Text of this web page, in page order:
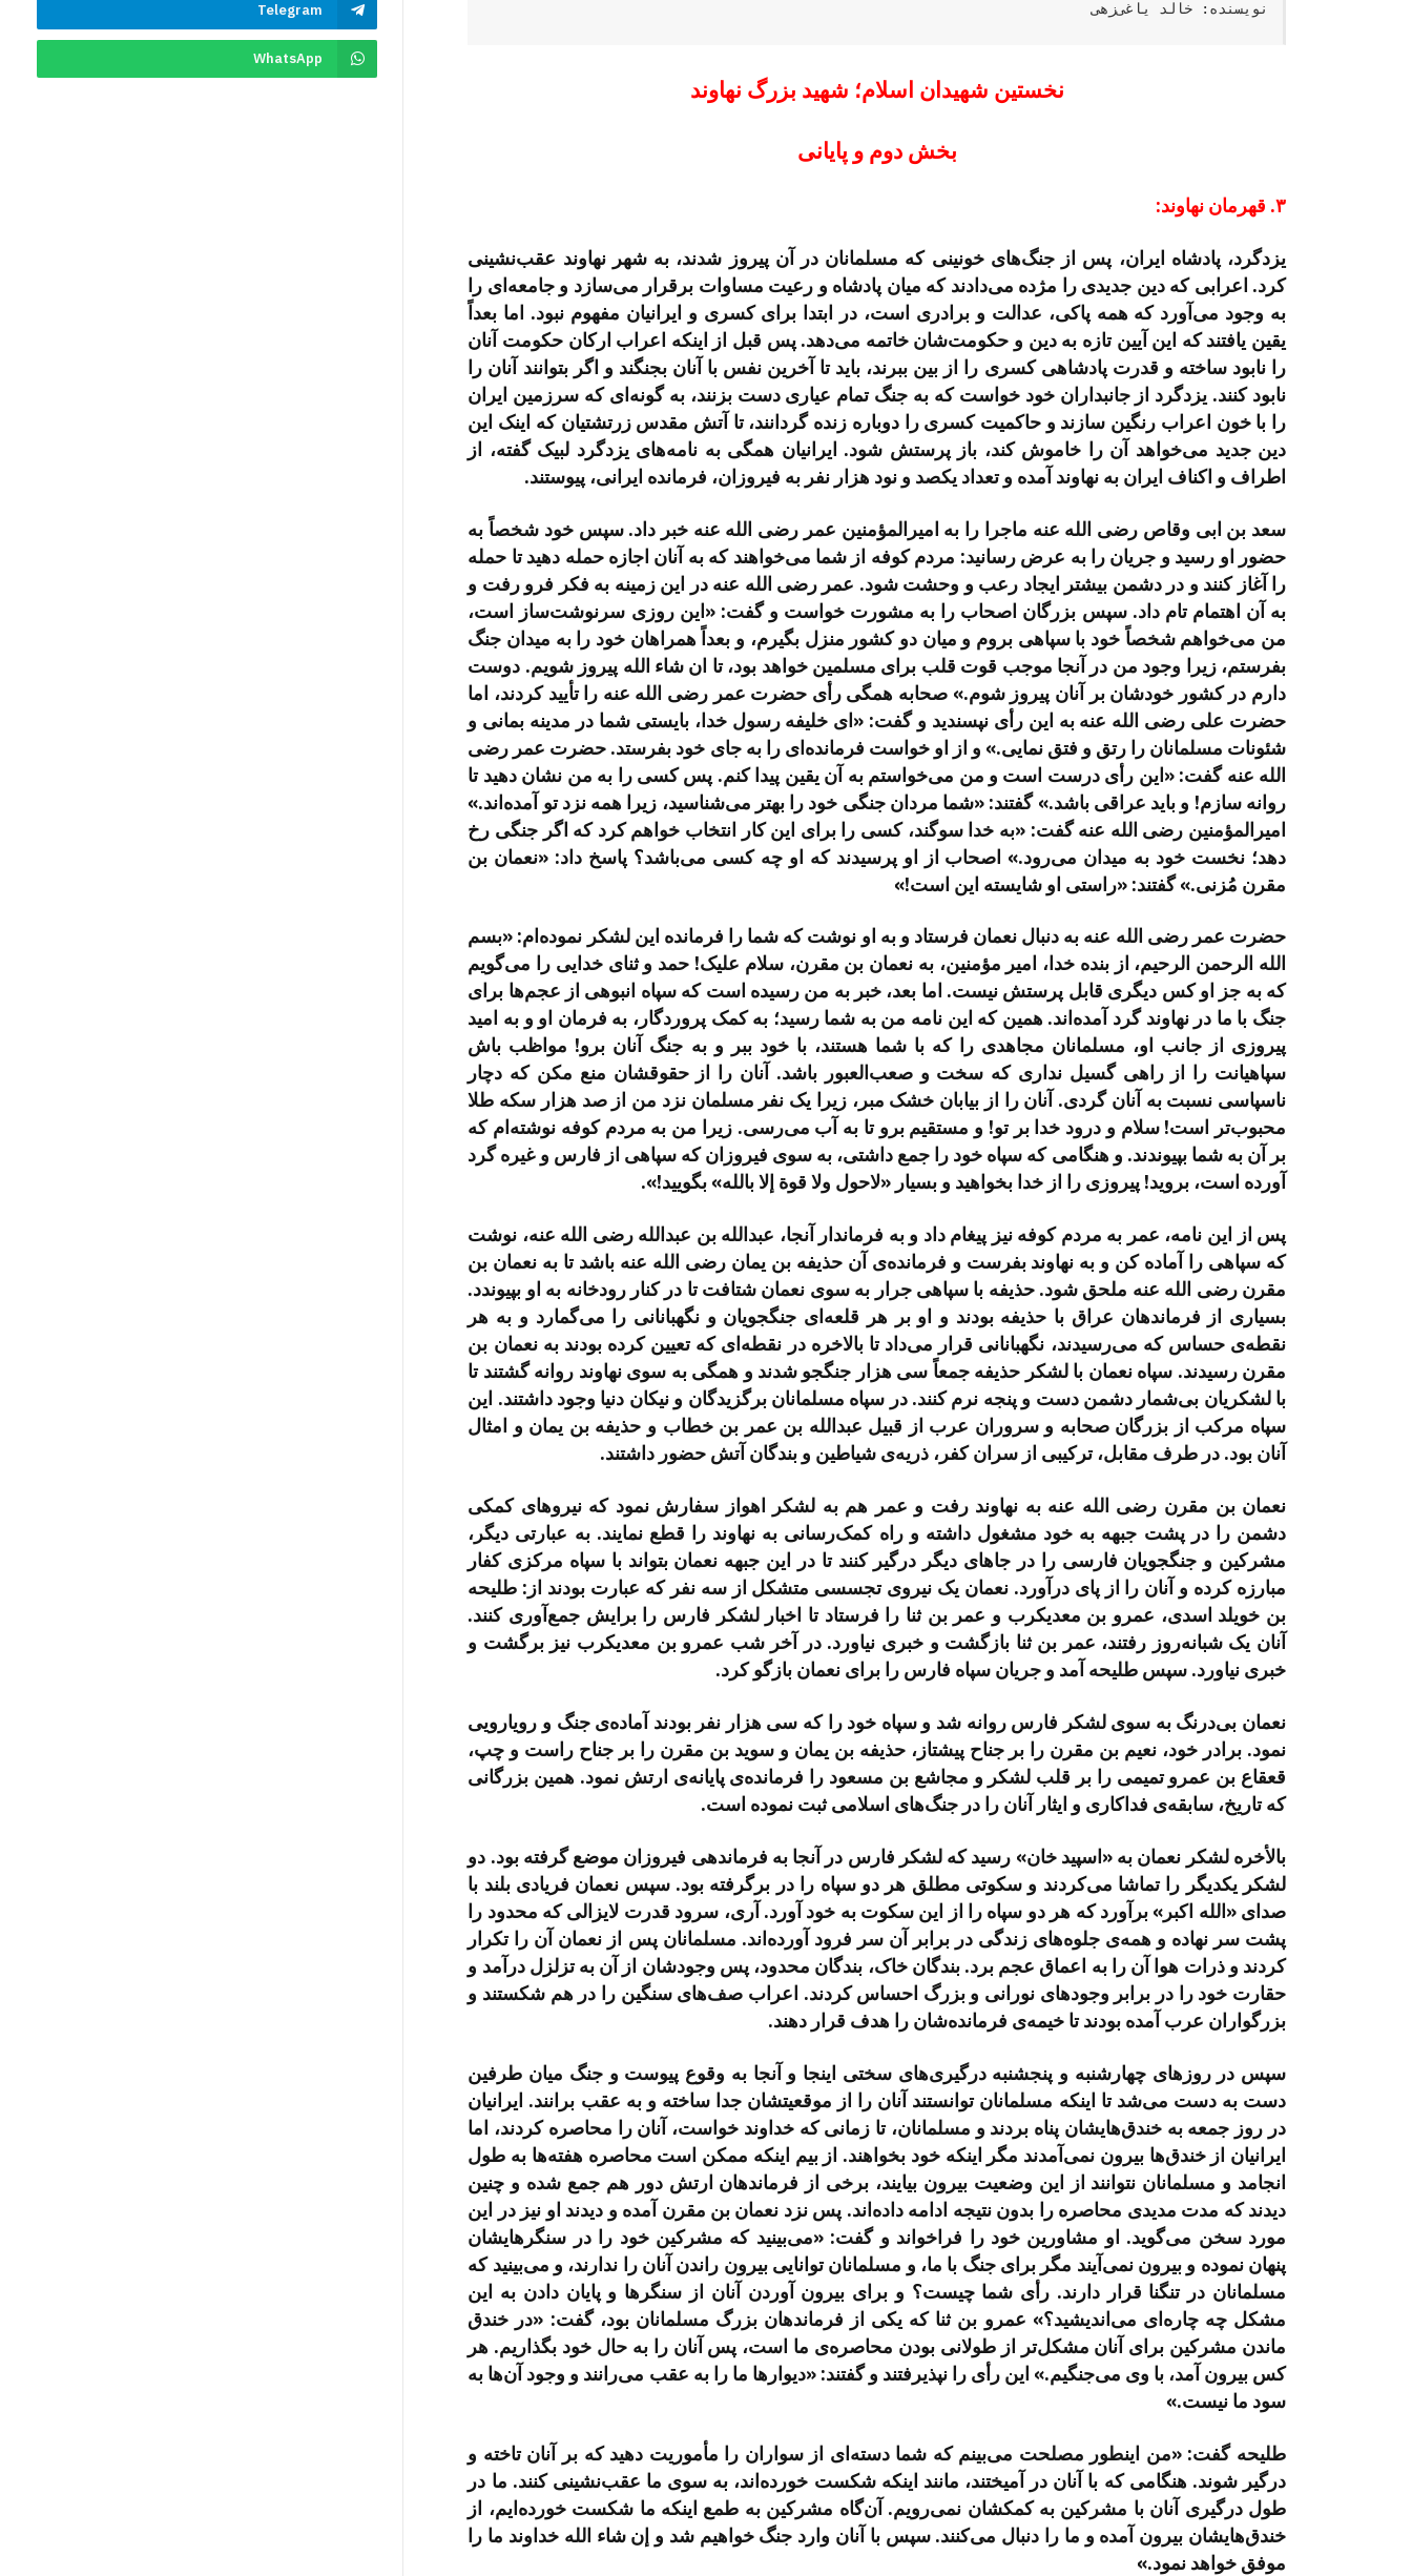
نویسنده: خالد یاغی‌­زهی
نخستین شهیدان اسلام؛ شهید بزرگ نهاوند
بخش دوم و پایانی
۳. قهرمان نهاوند:
یزدگرد، پادشاه ایران، پس از جنگ‌های خونینی که مسلمانان در آن پیروز شدند، به شهر نهاوند عقب‌نشینی
کرد. اعرابی که دین جدیدی را مژده می‌دادند که میان پادشاه و رعیت مساوات برقرار می‌سازد و جامعه‌ای را
به وجود می‌آورد که همه پاکی، عدالت و برادری است، در ابتدا برای کسری و ایرانیان مفهوم نبود. اما بعداً
یقین یافتند که این آیین تازه به دین و حکومت‌شان خاتمه می‌دهد. پس قبل از اینکه اعراب ارکان حکومت آنان
را نابود ساخته و قدرت پادشاهی کسری را از بین ببرند، باید تا آخرین نفس با آنان بجنگند و اگر بتوانند آنان را
نابود کنند. یزدگرد از جانبداران خود خواست که به جنگ تمام عیاری دست بزنند، به گونه‌ای که سرزمین ایران
را با خون اعراب رنگین سازند و حاکمیت کسری را دوباره زنده گردانند، تا آتش مقدس زرتشتیان که اینک این
دین جدید می‌خواهد آن را خاموش کند، باز پرستش شود. ایرانیان همگی به نامه‌های یزدگرد لبیک گفته، از
اطراف و اکناف ایران به نهاوند آمده و تعداد یکصد و نود هزار نفر به فیروزان، فرمانده ایرانی، پیوستند.
سعد بن ابی وقاص رضی الله عنه ماجرا را به امیرالمؤمنین عمر رضی الله عنه خبر داد. سپس خود شخصاً به
حضور او رسید و جریان را به عرض رسانید: مردم کوفه از شما می‌خواهند که به آنان اجازه حمله دهید تا حمله
را آغاز کنند و در دشمن بیشتر ایجاد رعب و وحشت شود. عمر رضی الله عنه در این زمینه به فکر فرو رفت و
به آن اهتمام تام داد. سپس بزرگان اصحاب را به مشورت خواست و گفت: «این روزی سرنوشت‌ساز است،
من می‌خواهم شخصاً خود با سپاهی بروم و میان دو کشور منزل بگیرم، و بعداً همراهان خود را به میدان جنگ
بفرستم، زیرا وجود من در آنجا موجب قوت قلب برای مسلمین خواهد بود، تا ان شاء الله پیروز شویم. دوست
دارم در کشور خودشان بر آنان پیروز شوم.» صحابه همگی رأی حضرت عمر رضی الله عنه را تأیید کردند، اما
حضرت علی رضی الله عنه به این رأی نپسندید و گفت: «ای خلیفه رسول خدا، بایستی شما در مدینه بمانی و
شئونات مسلمانان را رتق و فتق نمایی.» و از او خواست فرمانده‌ای را به جای خود بفرستد. حضرت عمر رضی
الله عنه گفت: «این رأی درست است و من می‌خواستم به آن یقین پیدا کنم. پس کسی را به من نشان دهید تا
روانه سازم! و باید عراقی باشد.» گفتند: «شما مردان جنگی خود را بهتر می‌شناسید، زیرا همه نزد تو آمده‌اند.»
امیرالمؤمنین رضی الله عنه گفت: «به خدا سوگند، کسی را برای این کار انتخاب خواهم کرد که اگر جنگی رخ
دهد؛ نخست خود به میدان می‌رود.» اصحاب از او پرسیدند که او چه کسی می‌باشد؟ پاسخ داد: «نعمان بن
مقرن مُزنی.» گفتند: «راستی او شایسته این است!»
حضرت عمر رضی الله عنه به دنبال نعمان فرستاد و به او نوشت که شما را فرمانده این لشکر نموده‌ام: «بسم
الله الرحمن الرحیم، از بنده خدا، امیر مؤمنین، به نعمان بن مقرن، سلام علیک! حمد و ثنای خدایی را می‌گویم
که به جز او کس دیگری قابل پرستش نیست. اما بعد، خبر به من رسیده است که سپاه انبوهی از عجم‌ها برای
جنگ با ما در نهاوند گرد آمده‌اند. همین که این نامه من به شما رسید؛ به کمک پروردگار، به فرمان او و به امید
پیروزی از جانب او، مسلمانان مجاهدی را که با شما هستند، با خود ببر و به جنگ آنان برو! مواظب باش
سپاهیانت را از راهی گسیل نداری که سخت و صعب‌العبور باشد. آنان را از حقوقشان منع مکن که دچار
ناسپاسی نسبت به آنان گردی. آنان را از بیابان خشک مبر، زیرا یک نفر مسلمان نزد من از صد هزار سکه طلا
محبوب‌تر است! سلام و درود خدا بر تو! و مستقیم برو تا به آب می‌رسی. زیرا من به مردم کوفه نوشته‌ام که
بر آن به شما بپیوندند. و هنگامی که سپاه خود را جمع داشتی، به سوی فیروزان که سپاهی از فارس و غیره گرد
آورده است، بروید! پیروزی را از خدا بخواهید و بسیار «لاحول ولا قوة إلا بالله» بگویید!».
پس از این نامه، عمر به مردم کوفه نیز پیغام داد و به فرماندار آنجا، عبدالله بن عبدالله رضی الله عنه، نوشت
که سپاهی را آماده کن و به نهاوند بفرست و فرمانده‌ی آن حذیفه بن یمان رضی الله عنه باشد تا به نعمان بن
مقرن رضی الله عنه ملحق شود. حذیفه با سپاهی جرار به سوی نعمان شتافت تا در کنار رودخانه به او بپیوندد.
بسیاری از فرماندهان عراق با حذیفه بودند و او بر هر قلعه‌ای جنگجویان و نگهبانانی را می‌گمارد و به هر
نقطه‌ی حساس که می‌رسیدند، نگهبانانی قرار می‌داد تا بالاخره در نقطه‌ای که تعیین کرده بودند به نعمان بن
مقرن رسیدند. سپاه نعمان با لشکر حذیفه جمعاً سی هزار جنگجو شدند و همگی به سوی نهاوند روانه گشتند تا
با لشکریان بی‌شمار دشمن دست و پنجه نرم کنند. در سپاه مسلمانان برگزیدگان و نیکان دنیا وجود داشتند. این
سپاه مرکب از بزرگان صحابه و سروران عرب از قبیل عبدالله بن عمر بن خطاب و حذیفه بن یمان و امثال
آنان بود. در طرف مقابل، ترکیبی از سران کفر، ذریه‌ی شیاطین و بندگان آتش حضور داشتند.
نعمان بن مقرن رضی الله عنه به نهاوند رفت و عمر هم به لشکر اهواز سفارش نمود که نیروهای کمکی
دشمن را در پشت جبهه به خود مشغول داشته و راه کمک‌رسانی به نهاوند را قطع نمایند. به عبارتی دیگر،
مشرکین و جنگجویان فارسی را در جاهای دیگر درگیر کنند تا در این جبهه نعمان بتواند با سپاه مرکزی کفار
مبارزه کرده و آنان را از پای درآورد. نعمان یک نیروی تجسسی متشکل از سه نفر که عبارت بودند از: طلیحه
بن خویلد اسدی، عمرو بن معدیکرب و عمر بن ثنا را فرستاد تا اخبار لشکر فارس را برایش جمع‌آوری کنند.
آنان یک شبانه‌روز رفتند، عمر بن ثنا بازگشت و خبری نیاورد. در آخر شب عمرو بن معدیکرب نیز برگشت و
خبری نیاورد. سپس طلیحه آمد و جریان سپاه فارس را برای نعمان بازگو کرد.
نعمان بی‌درنگ به سوی لشکر فارس روانه شد و سپاه خود را که سی هزار نفر بودند آماده‌ی جنگ و رویارویی
نمود. برادر خود، نعیم بن مقرن را بر جناح پیشتاز، حذیفه بن یمان و سوید بن مقرن را بر جناح راست و چپ،
قعقاع بن عمرو تمیمی را بر قلب لشکر و مجاشع بن مسعود را فرمانده‌ی پایانه‌ی ارتش نمود. همین بزرگانی
که تاریخ، سابقه‌ی فداکاری و ایثار آنان را در جنگ‌های اسلامی ثبت نموده است.
بالأخره لشکر نعمان به «اسپید خان» رسید که لشکر فارس در آنجا به فرماندهی فیروزان موضع گرفته بود. دو
لشکر یکدیگر را تماشا می‌کردند و سکوتی مطلق هر دو سپاه را در برگرفته بود. سپس نعمان فریادی بلند با
صدای «الله اکبر» برآورد که هر دو سپاه را از این سکوت به خود آورد. آری، سرود قدرت لایزالی که محدود را
پشت سر نهاده و همه‌ی جلوه‌های زندگی در برابر آن سر فرود آورده‌اند. مسلمانان پس از نعمان آن را تکرار
کردند و ذرات هوا آن را به اعماق عجم برد. بندگان خاک، بندگان محدود، پس وجودشان از آن به تزلزل درآمد و
حقارت خود را در برابر وجودهای نورانی و بزرگ احساس کردند. اعراب صف‌های سنگین را در هم شکستند و
بزرگواران عرب آمده بودند تا خیمه‌ی فرمانده‌شان را هدف قرار دهند.
سپس در روزهای چهارشنبه و پنجشنبه درگیری‌های سختی اینجا و آنجا به وقوع پیوست و جنگ میان طرفین
دست به دست می‌شد تا اینکه مسلمانان توانستند آنان را از موقعیتشان جدا ساخته و به عقب برانند. ایرانیان
در روز جمعه به خندق‌هایشان پناه بردند و مسلمانان، تا زمانی که خداوند خواست، آنان را محاصره کردند، اما
ایرانیان از خندق‌ها بیرون نمی‌آمدند مگر اینکه خود بخواهند. از بیم اینکه ممکن است محاصره هفته‌ها به طول
انجامد و مسلمانان نتوانند از این وضعیت بیرون بیایند، برخی از فرماندهان ارتش دور هم جمع شده و چنین
دیدند که مدت مدیدی محاصره را بدون نتیجه ادامه داده‌اند. پس نزد نعمان بن مقرن آمده و دیدند او نیز در این
مورد سخن می‌گوید. او مشاورین خود را فراخواند و گفت: «می‌بینید که مشرکین خود را در سنگرهایشان
پنهان نموده و بیرون نمی‌آیند مگر برای جنگ با ما، و مسلمانان توانایی بیرون راندن آنان را ندارند، و می‌بینید که
مسلمانان در تنگنا قرار دارند. رأی شما چیست؟ و برای بیرون آوردن آنان از سنگرها و پایان دادن به این
مشکل چه چاره‌ای می‌اندیشید؟» عمرو بن ثنا که یکی از فرماندهان بزرگ مسلمانان بود، گفت: «در خندق
ماندن مشرکین برای آنان مشکل‌تر از طولانی بودن محاصره‌ی ما است، پس آنان را به حال خود بگذاریم. هر
کس بیرون آمد، با وی می‌جنگیم.» این رأی را نپذیرفتند و گفتند: «دیوارها ما را به عقب می‌رانند و وجود آن‌ها به
سود ما نیست.»
طلیحه گفت: «من اینطور مصلحت می‌بینم که شما دسته‌ای از سواران را مأموریت دهید که بر آنان تاخته و
درگیر شوند. هنگامی که با آنان در آمیختند، مانند اینکه شکست خورده‌اند، به سوی ما عقب‌نشینی کنند. ما در
طول درگیری آنان با مشرکین به کمکشان نمی‌رویم. آن‌گاه مشرکین به طمع اینکه ما شکست خورده‌ایم، از
خندق‌هایشان بیرون آمده و ما را دنبال می‌کنند. سپس با آنان وارد جنگ خواهیم شد و إن شاء الله خداوند ما را
موفق خواهد نمود.»
Telegram
WhatsApp